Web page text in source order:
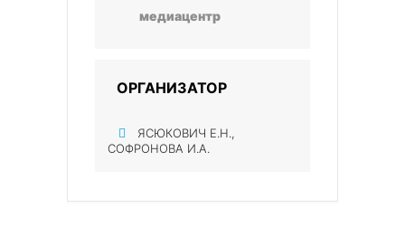
медиацентр
ОРГАНИЗАТОР
ЯСЮКОВИЧ Е.Н.,
СОФРОНОВА И.А.